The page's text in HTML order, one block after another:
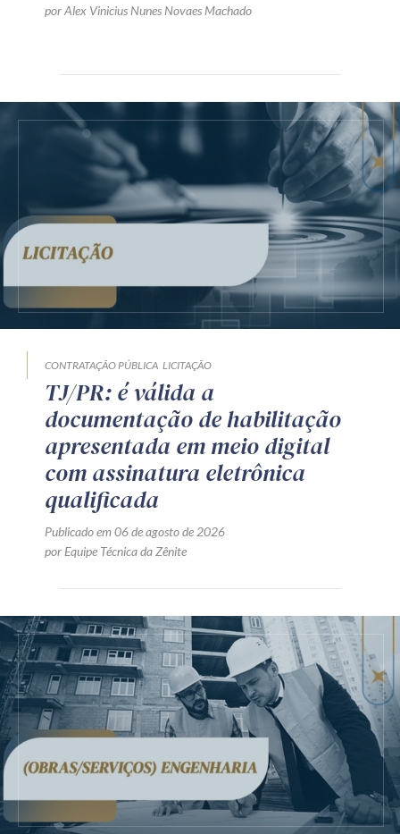
por Alex Vinicius Nunes Novaes Machado
CONTRATAÇÃO PÚBLICA LICITAÇÃO
TJ/PR: é válida a
documentação de habilitação
apresentada em meio digital
com assinatura eletrônica
qualificada
Publicado em 06 de agosto de 2026
por Equipe Técnica da Zênite